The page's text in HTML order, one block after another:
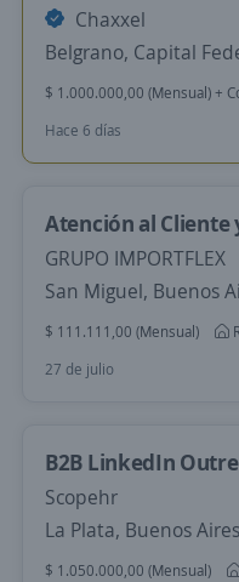
Chaxxel
Belgrano, Capital
$ 1.000.000,00 (Mensual) +
Hace 6 días
Atención al Cliente
GRUPO IMPORTFLEX
San Miguel, Buenos
$ 111.111,00 (Mensual)
27 de julio
B2B LinkedIn
Scopehr
La Plata, Buenos Aires
$ 1.050.000,00 (Mensual)